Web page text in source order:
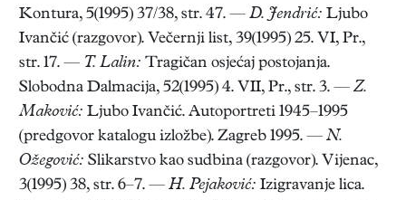
Kontura, 5(1995) 37/38, str. 47. — D. Jendrić: Ljubo
Ivančić (razgovor). Večernji list, 39(1995) 25. VI, Pr.,
str. 17. — T. Lalin: Tragičan osjećaj postojanja.
Slobodna Dalmacija, 52(1995) 4. VII, Pr., str. 3. — Z.
Maković: Ljubo Ivančić. Autoportreti 1945–1995
(predgovor katalogu izložbe). Zagreb 1995. — N.
Ožegović: Slikarstvo kao sudbina (razgovor). Vijenac,
3(1995) 38, str. 6–7. — H. Pejaković: Izigravanje lica.